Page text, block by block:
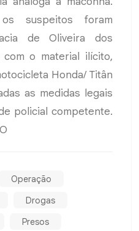
suspeitos foram
de Oliveira dos
com o material ilícito,
Honda/ Titân
as medidas legais
policial competente.
Operação
Drogas
Presos